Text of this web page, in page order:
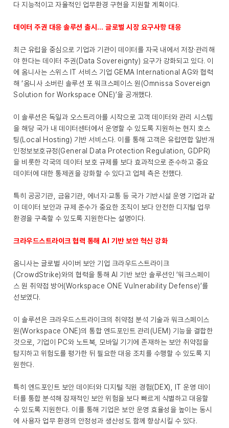
다 지능적이고 자율적인 업무환경 구현을 지원할 계획이다.
데이터 주권 대응 솔루션 출시… 글로벌 시장 요구사항 대응
최근 유럽을 중심으로 기업과 기관이 데이터를 자국 내에서 저장·관리해
야 한다는 데이터 주권(Data Sovereignty) 요구가 강화되고 있다. 이
에 옴니사는 스위스 IT 서비스 기업 GEMA International AG와 협력
해 ‘옴니사 소버린 솔루션 포 워크스페이스 원(Omnissa Sovereign
Solution for Workspace ONE)’을 공개했다.
이 솔루션은 독일과 오스트리아를 시작으로 고객 데이터와 관리 시스템
을 해당 국가 내 데이터센터에서 운영할 수 있도록 지원하는 현지 호스
팅(Local Hosting) 기반 서비스다. 이를 통해 고객은 유럽연합 일반개
인정보보호규정(General Data Protection Regulation, GDPR)
을 비롯한 각국의 데이터 보호 규제를 보다 효과적으로 준수하고 중요
데이터에 대한 통제권을 강화할 수 있다고 업체 측은 전했다.
특히 공공기관, 금융기관, 에너지·교통 등 국가 기반시설 운영 기업과 같
이 데이터 보안과 규제 준수가 중요한 조직이 보다 안전한 디지털 업무
환경을 구축할 수 있도록 지원한다는 설명이다.
크라우드스트라이크 협력 통해 AI 기반 보안 혁신 강화
옴니사는 글로벌 사이버 보안 기업 크라우드스트라이크
(CrowdStrike)와의 협력을 통해 AI 기반 보안 솔루션인 ‘워크스페이
스 원 취약점 방어(Workspace ONE Vulnerability Defense)’를
선보였다.
이 솔루션은 크라우드스트라이크의 취약점 분석 기술과 워크스페이스
원(Workspace ONE)의 통합 엔드포인트 관리(UEM) 기능을 결합한
것으로, 기업이 PC와 노트북, 모바일 기기에 존재하는 보안 취약점을
탐지하고 위험도를 평가한 뒤 필요한 대응 조치를 수행할 수 있도록 지
원한다.
특히 엔드포인트 보안 데이터와 디지털 직원 경험(DEX), IT 운영 데이
터를 통합 분석해 잠재적인 보안 위험을 보다 빠르게 식별하고 대응할
수 있도록 지원한다. 이를 통해 기업은 보안 운영 효율성을 높이는 동시
에 사용자 업무 환경의 안정성과 생산성도 함께 향상시킬 수 있다.